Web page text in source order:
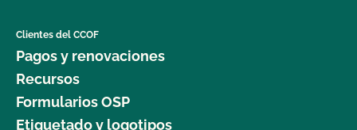
Clientes del CCOF
Pagos y renovaciones
Recursos
Formularios OSP
Etiquetado y logotipos